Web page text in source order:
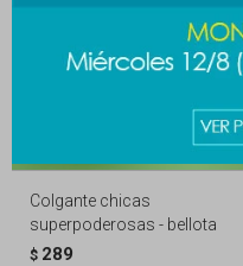
Colgante chicas
superpoderosas - bellota
$ 289